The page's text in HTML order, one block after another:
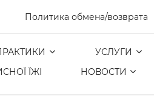
Политика обмена/возврата
УСЛУГИ
ЇЖІ
НОВОСТИ